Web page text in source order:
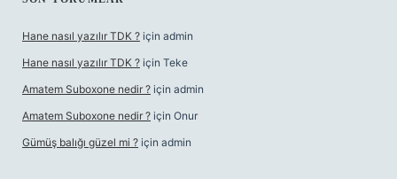
Hane nasıl yazılır TDK ? için admin
Hane nasıl yazılır TDK ? için Teke
Amatem Suboxone nedir ? için admin
Amatem Suboxone nedir ? için Onur
Gümüş balığı güzel mi ? için admin